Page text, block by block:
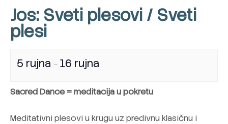
Jos: Sveti plesovi / Sveti
plesi
5 rujna – 16 rujna
Sacred Dance = meditacija u pokretu
Meditativni plesovi u krugu uz predivnu klasičnu i